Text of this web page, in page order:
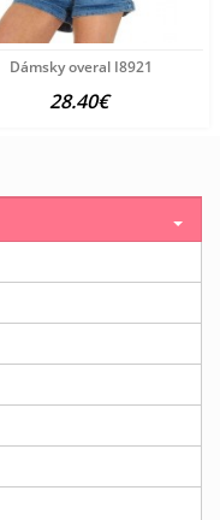
Dámsky overal I8921
28.40€